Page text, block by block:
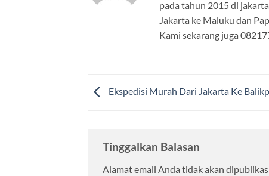
pada tahun 2015 di
Jakarta ke Maluku dan
Kami sekarang juga
Ekspedisi Murah Dari Jakarta Ke
Tinggalkan Balasan
Alamat email Anda tidak akan